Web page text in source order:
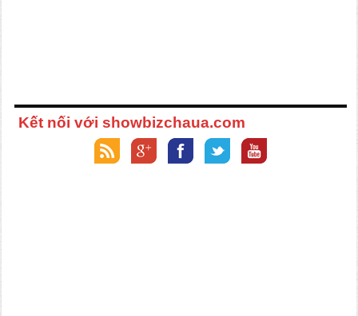
Kết nối với showbizchaua.com